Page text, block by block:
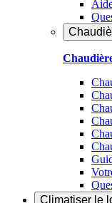
Climatiser le